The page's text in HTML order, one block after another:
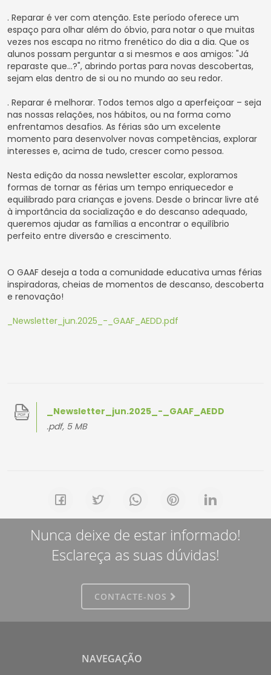
. Reparar é ver com atenção. Este período oferece um
espaço para olhar além do óbvio, para notar o que muitas
vezes nos escapa no ritmo frenético do dia a dia. Que os
alunos possam perguntar a si mesmos e aos amigos: "Já
reparaste que...?", abrindo portas para novas descobertas,
sejam elas dentro de si ou no mundo ao seu redor.
. Reparar é melhorar. Todos temos algo a aperfeiçoar – seja
nas nossas relações, nos hábitos, ou na forma como
enfrentamos desafios. As férias são um excelente
momento para desenvolver novas competências, explorar
interesses e, acima de tudo, crescer como pessoa.
Nesta edição da nossa newsletter escolar, exploramos
formas de tornar as férias um tempo enriquecedor e
equilibrado para crianças e jovens. Desde o brincar livre até
à importância da socialização e do descanso adequado,
queremos ajudar as famílias a encontrar o equilíbrio
perfeito entre diversão e crescimento.
O GAAF deseja a toda a comunidade educativa umas férias
inspiradoras, cheias de momentos de descanso, descoberta
e renovação!
_Newsletter_jun.2025_-_GAAF_AEDD.pdf
_Newsletter_jun.2025_-_GAAF_AEDD
.pdf, 5 MB
Nunca deixe de estar informado!
Esclareça as suas dúvidas!
CONTACTE-NOS
NAVEGAÇÃO